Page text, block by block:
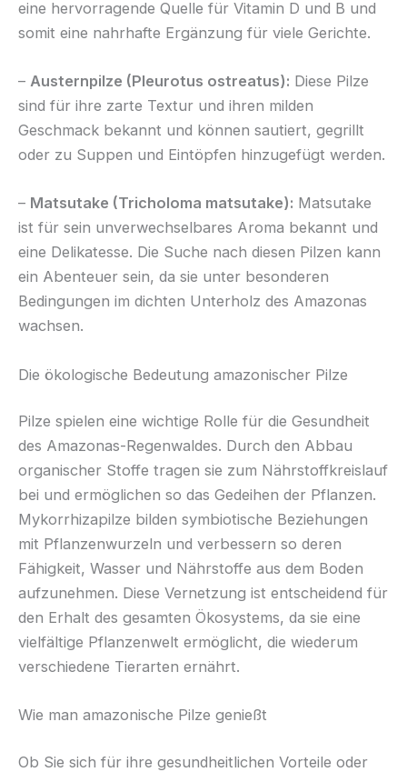
eine hervorragende Quelle für Vitamin D und B und
somit eine nahrhafte Ergänzung für viele Gerichte.
– Austernpilze (Pleurotus ostreatus): Diese Pilze
sind für ihre zarte Textur und ihren milden
Geschmack bekannt und können sautiert, gegrillt
oder zu Suppen und Eintöpfen hinzugefügt werden.
– Matsutake (Tricholoma matsutake): Matsutake
ist für sein unverwechselbares Aroma bekannt und
eine Delikatesse. Die Suche nach diesen Pilzen kann
ein Abenteuer sein, da sie unter besonderen
Bedingungen im dichten Unterholz des Amazonas
wachsen.
Die ökologische Bedeutung amazonischer Pilze
Pilze spielen eine wichtige Rolle für die Gesundheit
des Amazonas-Regenwaldes. Durch den Abbau
organischer Stoffe tragen sie zum Nährstoffkreislauf
bei und ermöglichen so das Gedeihen der Pflanzen.
Mykorrhizapilze bilden symbiotische Beziehungen
mit Pflanzenwurzeln und verbessern so deren
Fähigkeit, Wasser und Nährstoffe aus dem Boden
aufzunehmen. Diese Vernetzung ist entscheidend für
den Erhalt des gesamten Ökosystems, da sie eine
vielfältige Pflanzenwelt ermöglicht, die wiederum
verschiedene Tierarten ernährt.
Wie man amazonische Pilze genießt
Ob Sie sich für ihre gesundheitlichen Vorteile oder